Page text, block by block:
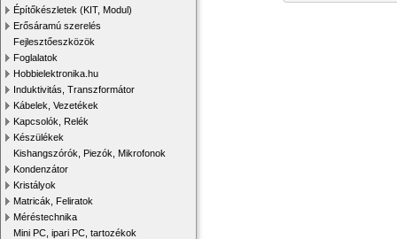
Építőkészletek (KIT, Modul)
Erősáramú szerelés
Fejlesztőeszközök
Foglalatok
Hobbielektronika.hu
Induktivitás, Transzformátor
Kábelek, Vezetékek
Kapcsolók, Relék
Készülékek
Kishangszórók, Piezók, Mikrofonok
Kondenzátor
Kristályok
Matricák, Feliratok
Méréstechnika
Mini PC, ipari PC, tartozékok